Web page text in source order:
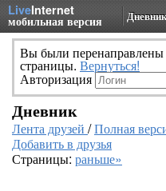
LiveInternet
мобильная версия
Вы были
страницы. Вернуться!
Авторизация
Дневник
Лента друзей /Полная
Добавить в друзья
Страницы: раньше»